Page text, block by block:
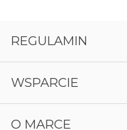
REGULAMIN
WSPARCIE
O MARCE